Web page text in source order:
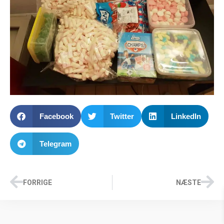
Facebook Twitter LinkedIn
Telegram
FORRIGE NÆSTE